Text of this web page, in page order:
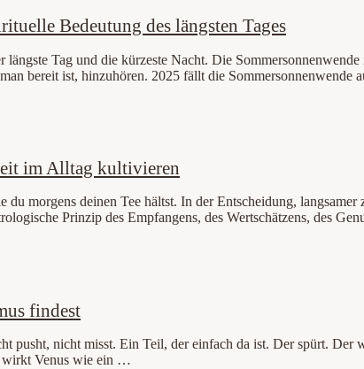
Bedeutung des längsten Tages
Tag und die kürzeste Nacht. Die
bereit ist, hinzuhören. 2025 fällt die Sommersonnenwende
im Alltag kultivieren
morgens deinen Tee hältst. In der Entscheidung,
Prinzip des Empfangens, des Wertschätzens, des
findest
pusht, nicht misst. Ein Teil, der einfach da ist. Der spürt.
wirkt Venus wie ein …